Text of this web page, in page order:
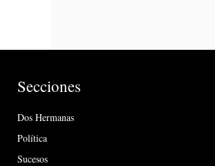
Secciones
Dos Hermanas
Política
Sucesos